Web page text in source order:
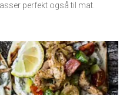
perfekt også til mat.